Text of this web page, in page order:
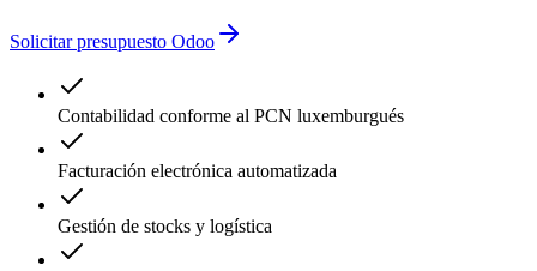
Solicitar presupuesto Odoo
Contabilidad conforme al PCN luxemburgués
Facturación electrónica automatizada
Gestión de stocks y logística